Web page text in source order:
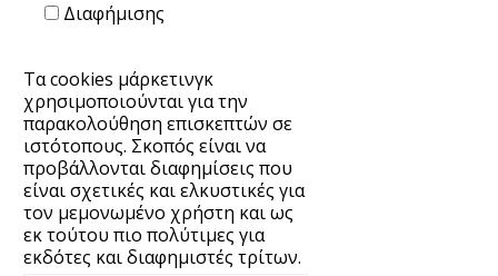
Διαφήμισης
Τα cookies μάρκετινγκ
χρησιμοποιούνται για την
παρακολούθηση επισκεπτών σε
ιστότοπους. Σκοπός είναι να
προβάλλονται διαφημίσεις που
είναι σχετικές και ελκυστικές για
τον μεμονωμένο χρήστη και ως
εκ τούτου πιο πολύτιμες για
εκδότες και διαφημιστές τρίτων.